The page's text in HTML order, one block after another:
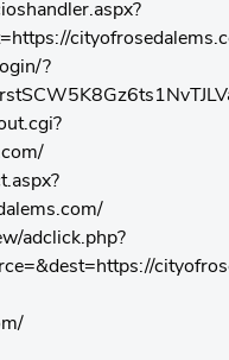
?
adclick.php?